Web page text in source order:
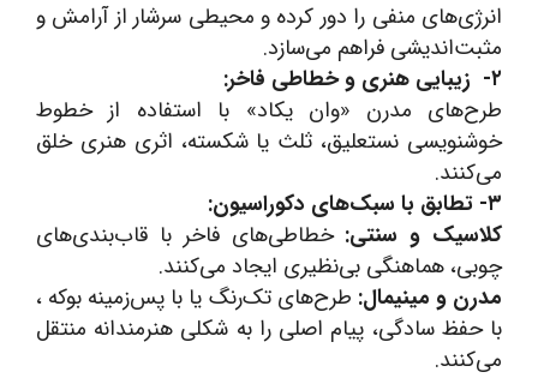
انرژی‌های منفی را دور کرده و محیطی سرشار از آرامش و
مثبت‌اندیشی فراهم می‌سازد.
۲- زیبایی هنری و خطاطی فاخر:
طرح‌های مدرن «وان یکاد» با استفاده از خطوط
خوشنویسی نستعلیق، ثلث یا شکسته، اثری هنری خلق
می‌کنند.
۳- تطابق با سبک‌های دکوراسیون:
کلاسیک و سنتی: خطاطی‌های فاخر با قاب‌بندی‌های
چوبی، هماهنگی بی‌نظیری ایجاد می‌کنند.
مدرن و مینیمال: طرح‌های تک‌رنگ یا با پس‌زمینه بوکه ،
با حفظ سادگی، پیام اصلی را به شکلی هنرمندانه منتقل
می‌کنند.